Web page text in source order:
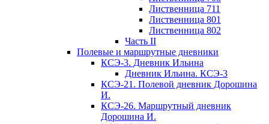
Лиственница 711
Лиственница 801
Лиственница 802
Часть II
Полевые и маршрутные дневники
КСЭ-3. Дневник Ильина
Дневник Ильина. КСЭ-3
КСЭ-21. Полевой дневник Дорошина
И.
КСЭ-26. Маршрутный дневник
Дорошина И.